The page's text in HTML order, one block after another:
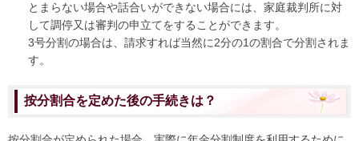
とまらない場合や話合いができない場合には、家庭裁判所に対
して調停又は審判の申立てをすることができます。
3号分割の場合は、請求すれば当然に2分の1の割合で分割されま
す。
按分割合を定めた後の手続きは？